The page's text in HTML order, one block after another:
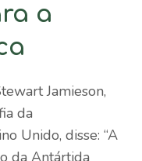
a
Jamieson,
da
Unido, disse: “A
da Antártida